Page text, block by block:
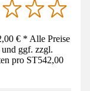
€ * Alle Preise
ggf. zzgl.
pro ST542,00